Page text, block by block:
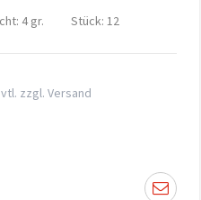
4 gr.
Stück: 12
zzgl. Versand